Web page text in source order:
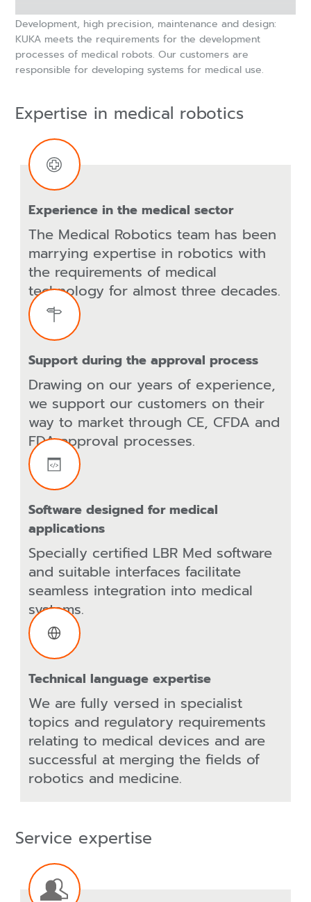
Development, high precision, maintenance and design:
KUKA meets the requirements for the development
processes of medical robots. Our customers are
responsible for developing systems for medical use.
Expertise in medical robotics
Experience in the medical sector
The Medical Robotics team has been
marrying expertise in robotics with
the requirements of medical
technology for almost three decades.
Support during the approval process
Drawing on our years of experience,
we support our customers on their
way to market through CE, CFDA and
FDA approval processes.
Software designed for medical
applications
Specially certified LBR Med software
and suitable interfaces facilitate
seamless integration into medical
systems.
Technical language expertise
We are fully versed in specialist
topics and regulatory requirements
relating to medical devices and are
successful at merging the fields of
robotics and medicine.
Service expertise